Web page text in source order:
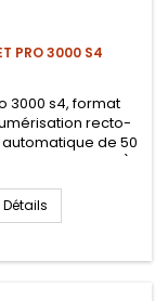
PRO 3000 S4
3000 s4, format
recto-
de 50
on Scanning).
Détails